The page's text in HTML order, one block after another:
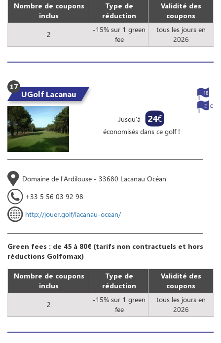
Nombre de coupons
inclus
Type de
réduction
Validité des
coupons
2
-15% sur 1 green
fee
tous les jours en
2026
17
UGolf Lacanau
Jusqu'à 24€
économisés dans ce golf !
18
2
Domaine de l'Ardilouse - 33680 Lacanau Océan
+33 5 56 03 92 98
http://jouer.golf/lacanau-ocean/
Green fees : de 45 à 80€ (tarifs non contractuels et hors
réductions Golfomax)
Nombre de coupons
inclus
Type de
réduction
Validité des
coupons
2
-15% sur 1 green
fee
tous les jours en
2026